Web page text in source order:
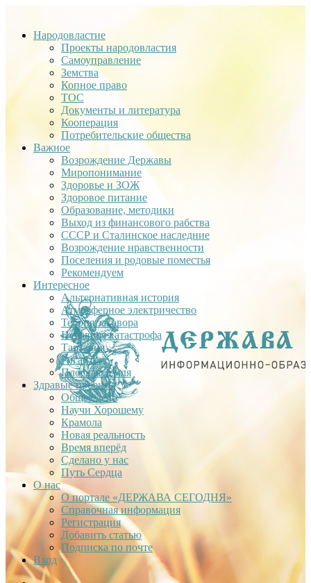
Народовластие
Проекты народовластия
Самоуправление
Земства
Копное право
ТОС
Документы и литература
Кооперация
Потребительские общества
Важное
Возрождение Державы
Миропонимание
Здоровье и ЗОЖ
Здоровое питание
Образование, методики
Выход из финансового рабства
СССР и Сталинское наследние
Возрождение нравственности
Поселения и родовые поместья
Рекомендуем
Интересное
Альтернативная история
Атмосферное электричество
Теория заговора
Недавняя катастрофа
Тартария
Гиганты
Плоская Земля
Здравые проекты
Общее дело
Научи Хорошему
Крамола
Новая реальность
Время вперёд
Сделано у нас
Путь Сердца
О нас
О портале «ДЕРЖАВА СЕГОДНЯ»
Справочная информация
Регистрация
Добавить статью
Подписка по почте
Вход